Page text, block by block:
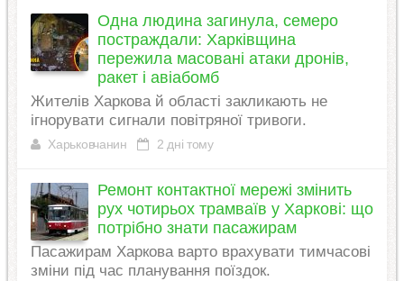
Одна людина загинула, семеро
постраждали: Харківщина
пережила масовані атаки дронів,
ракет і авіабомб
Жителів Харкова й області закликають не
ігнорувати сигнали повітряної тривоги.
Харьковчанин 2 дні тому
Ремонт контактної мережі змінить
рух чотирьох трамваїв у Харкові: що
потрібно знати пасажирам
Пасажирам Харкова варто врахувати тимчасові
зміни під час планування поїздок.